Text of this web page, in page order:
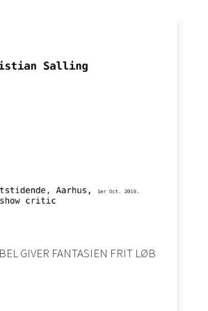
GIVER FANTASIEN FRIT LØB